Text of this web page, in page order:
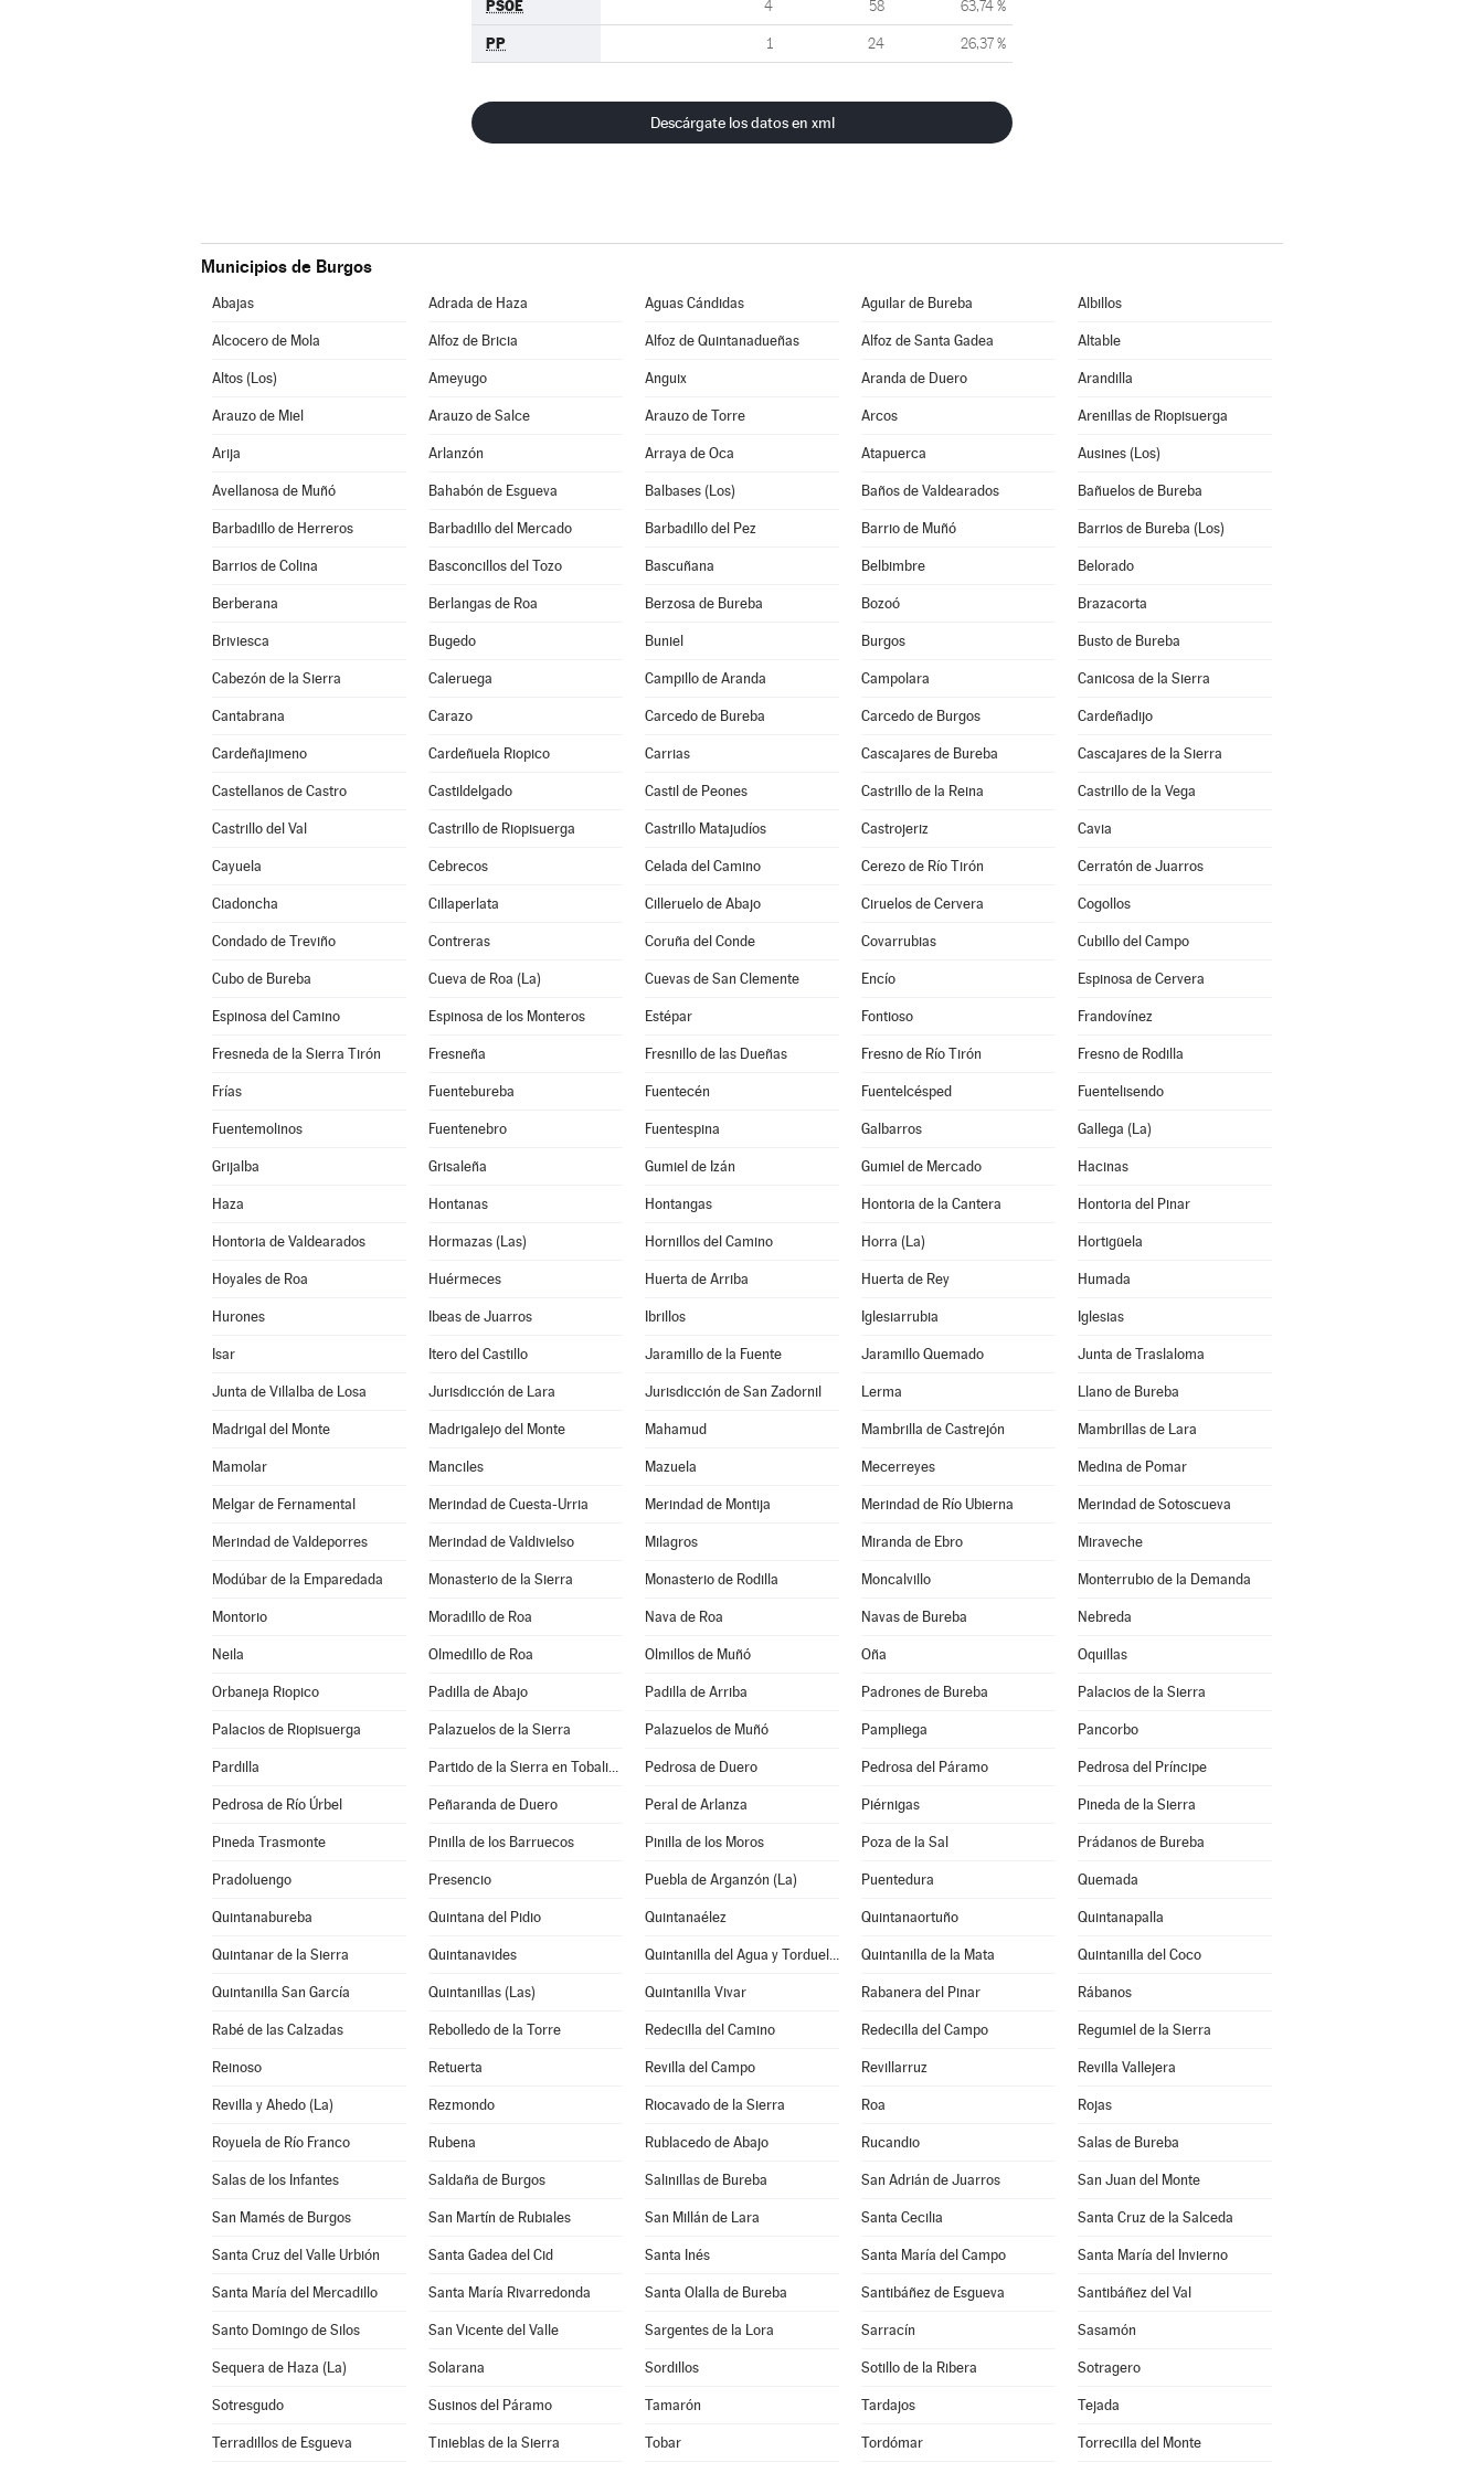
PSOE 4 58 63,74 %
PP 1 24 26,37 %
Descárgate los datos en xml
Municipios de Burgos
Abajas Adrada de Haza Aguas Cándidas Aguilar de Bureba Albillos
Alcocero de Mola Alfoz de Bricia Alfoz de Quintanadueñas Alfoz de Santa Gadea Altable
Altos (Los) Ameyugo Anguix Aranda de Duero Arandilla
Arauzo de Miel Arauzo de Salce Arauzo de Torre Arcos Arenillas de Riopisuerga
Arija Arlanzón Arraya de Oca Atapuerca Ausines (Los)
Avellanosa de Muñó Bahabón de Esgueva Balbases (Los) Baños de Valdearados Bañuelos de Bureba
Barbadillo de Herreros Barbadillo del Mercado Barbadillo del Pez Barrio de Muñó Barrios de Bureba (Los)
Barrios de Colina Basconcillos del Tozo Bascuñana Belbimbre Belorado
Berberana Berlangas de Roa Berzosa de Bureba Bozoó Brazacorta
Briviesca Bugedo Buniel Burgos Busto de Bureba
Cabezón de la Sierra Caleruega Campillo de Aranda Campolara Canicosa de la Sierra
Cantabrana Carazo Carcedo de Bureba Carcedo de Burgos Cardeñadijo
Cardeñajimeno Cardeñuela Riopico Carrias Cascajares de Bureba Cascajares de la Sierra
Castellanos de Castro Castildelgado Castil de Peones Castrillo de la Reina Castrillo de la Vega
Castrillo del Val Castrillo de Riopisuerga Castrillo Matajudíos Castrojeriz Cavia
Cayuela Cebrecos Celada del Camino Cerezo de Río Tirón Cerratón de Juarros
Ciadoncha Cillaperlata Cilleruelo de Abajo Ciruelos de Cervera Cogollos
Condado de Treviño Contreras Coruña del Conde Covarrubias Cubillo del Campo
Cubo de Bureba Cueva de Roa (La) Cuevas de San Clemente Encío Espinosa de Cervera
Espinosa del Camino Espinosa de los Monteros Estépar Fontioso Frandovínez
Fresneda de la Sierra Tirón Fresneña Fresnillo de las Dueñas Fresno de Río Tirón Fresno de Rodilla
Frías Fuentebureba Fuentecén Fuentelcésped Fuentelisendo
Fuentemolinos Fuentenebro Fuentespina Galbarros Gallega (La)
Grijalba Grisaleña Gumiel de Izán Gumiel de Mercado Hacinas
Haza Hontanas Hontangas Hontoria de la Cantera Hontoria del Pinar
Hontoria de Valdearados Hormazas (Las) Hornillos del Camino Horra (La) Hortigüela
Hoyales de Roa Huérmeces Huerta de Arriba Huerta de Rey Humada
Hurones Ibeas de Juarros Ibrillos Iglesiarrubia Iglesias
Isar Itero del Castillo Jaramillo de la Fuente Jaramillo Quemado Junta de Traslaloma
Junta de Villalba de Losa Jurisdicción de Lara Jurisdicción de San Zadornil Lerma Llano de Bureba
Madrigal del Monte Madrigalejo del Monte Mahamud Mambrilla de Castrejón Mambrillas de Lara
Mamolar Manciles Mazuela Mecerreyes Medina de Pomar
Melgar de Fernamental Merindad de Cuesta-Urria Merindad de Montija Merindad de Río Ubierna Merindad de Sotoscueva
Merindad de Valdeporres Merindad de Valdivielso Milagros Miranda de Ebro Miraveche
Modúbar de la Emparedada Monasterio de la Sierra Monasterio de Rodilla Moncalvillo Monterrubio de la Demanda
Montorio Moradillo de Roa Nava de Roa Navas de Bureba Nebreda
Neila Olmedillo de Roa Olmillos de Muñó Oña Oquillas
Orbaneja Riopico Padilla de Abajo Padilla de Arriba Padrones de Bureba Palacios de la Sierra
Palacios de Riopisuerga Palazuelos de la Sierra Palazuelos de Muñó Pampliega Pancorbo
Pardilla Partido de la Sierra en Tobalina Pedrosa de Duero Pedrosa del Páramo Pedrosa del Príncipe
Pedrosa de Río Úrbel Peñaranda de Duero Peral de Arlanza Piérnigas Pineda de la Sierra
Pineda Trasmonte Pinilla de los Barruecos Pinilla de los Moros Poza de la Sal Prádanos de Bureba
Pradoluengo Presencio Puebla de Arganzón (La) Puentedura Quemada
Quintanabureba Quintana del Pidio Quintanaélez Quintanaortuño Quintanapalla
Quintanar de la Sierra Quintanavides Quintanilla del Agua y Tordueles Quintanilla de la Mata Quintanilla del Coco
Quintanilla San García Quintanillas (Las) Quintanilla Vivar Rabanera del Pinar Rábanos
Rabé de las Calzadas Rebolledo de la Torre Redecilla del Camino Redecilla del Campo Regumiel de la Sierra
Reinoso Retuerta Revilla del Campo Revillarruz Revilla Vallejera
Revilla y Ahedo (La) Rezmondo Riocavado de la Sierra Roa Rojas
Royuela de Río Franco Rubena Rublacedo de Abajo Rucandio Salas de Bureba
Salas de los Infantes Saldaña de Burgos Salinillas de Bureba San Adrián de Juarros San Juan del Monte
San Mamés de Burgos San Martín de Rubiales San Millán de Lara Santa Cecilia Santa Cruz de la Salceda
Santa Cruz del Valle Urbión Santa Gadea del Cid Santa Inés Santa María del Campo Santa María del Invierno
Santa María del Mercadillo Santa María Rivarredonda Santa Olalla de Bureba Santibáñez de Esgueva Santibáñez del Val
Santo Domingo de Silos San Vicente del Valle Sargentes de la Lora Sarracín Sasamón
Sequera de Haza (La) Solarana Sordillos Sotillo de la Ribera Sotragero
Sotresgudo Susinos del Páramo Tamarón Tardajos Tejada
Terradillos de Esgueva Tinieblas de la Sierra Tobar Tordómar Torrecilla del Monte